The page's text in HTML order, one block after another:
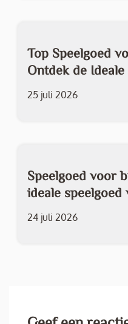
Top Speelgoed
Ontdek de Ideale
25 juli 2026
Speelgoed voor
ideale speelgoed
24 juli 2026